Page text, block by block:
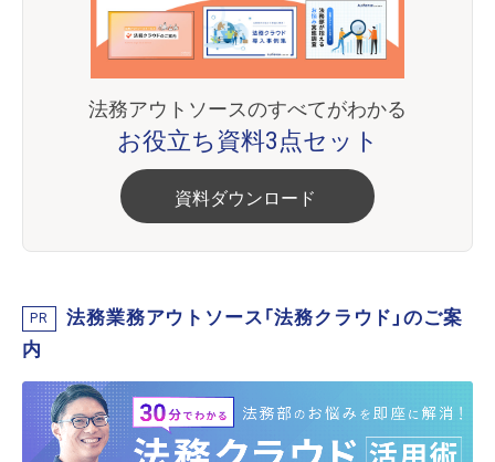
法務アウトソースのすべてがわかる
お役立ち資料3点セット
資料ダウンロード
PR
法務業務アウトソース「法務クラウド」のご案
内